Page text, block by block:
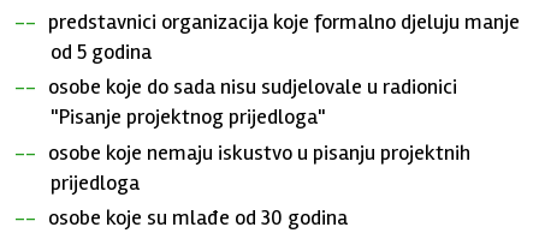
predstavnici organizacija koje formalno djeluju manje
od 5 godina
osobe koje do sada nisu sudjelovale u radionici
"Pisanje projektnog prijedloga"
osobe koje nemaju iskustvo u pisanju projektnih
prijedloga
osobe koje su mlađe od 30 godina